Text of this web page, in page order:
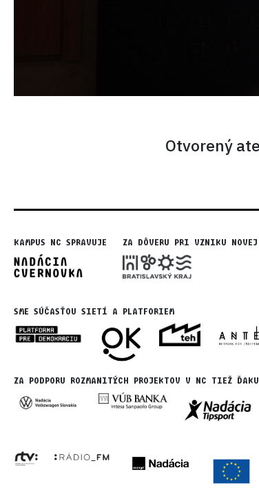
Otvorený
KAMPUS NC SPRAVUJE ZA DÔVERU PRI VZNIKU NOVEJ
SME SÚČASŤOU SIETÍ A PLATFORIEM
ZA PODPORU ROZMANITÝCH PROJEKTOV V NC TIEŽ